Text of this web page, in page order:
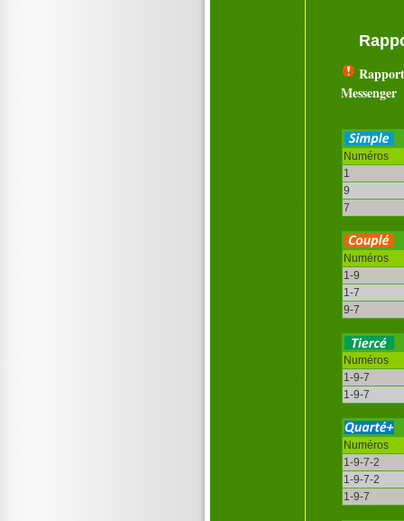
Messenger
Numéros
1
9
7
Numéros
1-9
1-7
9-7
Numéros
1-9-7
1-9-7
Numéros
1-9-7-2
1-9-7-2
1-9-7